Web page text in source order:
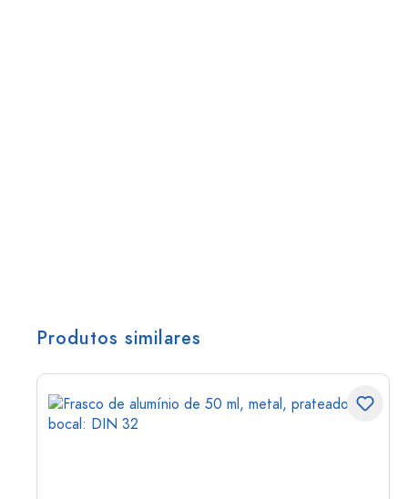
Produtos similares